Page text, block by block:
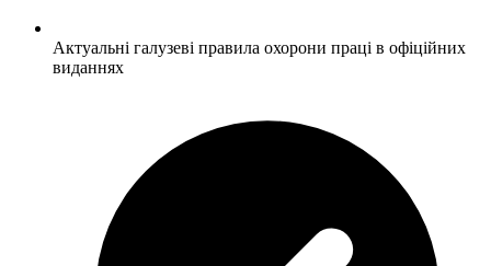
Актуальні галузеві правила охорони праці в офіційних
виданнях